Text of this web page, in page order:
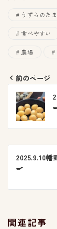
うずらのた
食べやすい
農場
投
稿
ビ
シ
前のページ
2025.9.10幡
🍳
関連記事